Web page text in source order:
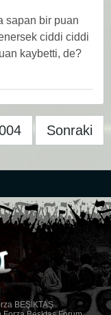
sapan bir puan
ciddi ciddi
kaybetti, de?
Sonraki
BEŞİKTAŞ